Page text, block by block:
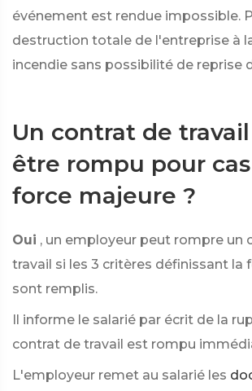
événement est rendue impossible.
destruction totale de l'entreprise à
incendie sans possibilité de reprise
Un contrat de
être rompu pour
force majeure ?
Oui , un employeur peut rompre un
travail si les 3 critères définissant la
sont remplis.
Il informe le salarié par écrit de la
contrat de travail est rompu
L'employeur remet au salarié les